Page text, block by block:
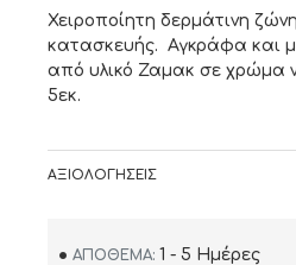
Χειροποίητη δερμάτινη
κατασκευής. Αγκράφα και
από υλικό Ζαμακ σε χρώμα
5εκ.
ΑΞΙΟΛΟΓΉΣΕΙΣ
ΑΠΌΘΕΜΑ: 1 - 5 Ημέρες